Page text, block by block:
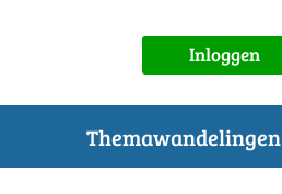
Inloggen
Themawandelingen